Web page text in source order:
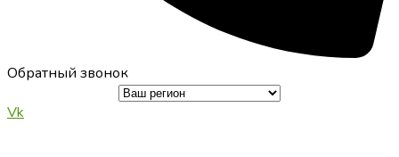
Обратный звонок
Vk